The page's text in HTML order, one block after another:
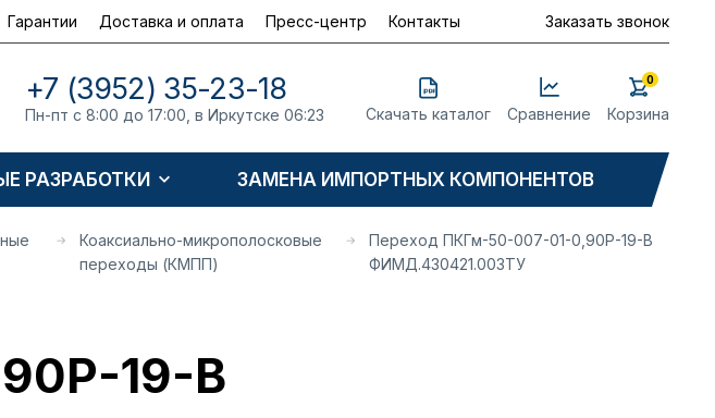
Гарантии Доставка и оплата Пресс-центр Контакты Заказать звонок
+7 (3952) 35-23-18
Пн-пт с 8:00 до 17:00, в Иркутске 06:23 Скачать каталог Сравнение Корзина
0
РАЗРАБОТКИ ЗАМЕНА ИМПОРТНЫХ КОМПОНЕНТОВ
Коаксиально-микрополосковые
переходы (КМПП)
Переход ПКГм-50-007-01-0,90Р-19-В
ФИМД.430421.003ТУ
19-В